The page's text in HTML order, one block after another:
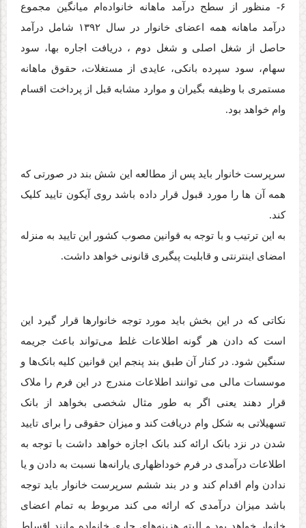
-۶ منظور از سطح درآمد ماهانه خانواده‌ام میانگین مجموع
درآمد ماهانه همه اعضای خانوار در سال ۱۳۹۲ شامل درآمد
حاصل از شغل اصلی و شغل دوم ، دریافت اجاره بها، سود
سهام، سود سپرده بانکی، عایدی از مستغلات، حقوق ماهانه
مستمری با وظیفه بگیران و موارد مشابه قبل از پرداخت اقسام
وام خواهد بود.
سرپرست خانوار باید پس از مطالعه این شش بند در صورتی که
همه آن ها را مورد قبول قرار داده باشد روی آیکون تایید کلیک
کند.
به این ترتیب و با توجه به قوانین مصوب کشور این تایید به منزله
امضای اینترنتی و قابلیت پیگیری قانونی خواهد داشت.
نکاتی که در این بخش باید مورد توجه خانوارها قرار گیرد این
است که دادن هر گونه اطلاعات غلط می‌تواند باعث جریمه
سنگین شود. در کنار آن طبق بند پنجم این قوانین کلیه بانک‌ها و
موسسات مالی می توانند اطلاعات مندرج در این فرم را ملاک
قرار دهند یعنی اگر به طور مثال شخصی بخواهد از بانک
تسهیلاتی به شکل وام دریافت کند و میزان حقوقی را برای تایید
شدن در نزد بانک ارائه کند بانک اجازه خواهد داشت با توجه به
اطلاعات درآمدی در فرم خوداظهاری یارانه‌ها نسبت به دادن و یا
ندادن وام اقدام کند و در بند ششم سرپرست خانوار باید توجه
باشد میزان درآمدی که ارائه می کند مربوط به تمام اعضای